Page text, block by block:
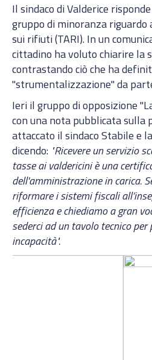
Il sindaco di Valderice
gruppo di minoranza riguardo
sui rifiuti (TARI). In un
cittadino ha voluto chiarire la
contrastando ciò che ha
"strumentalizzazione" da
Ieri il gruppo di opposizione
con una nota pubblicata sulla
attaccato il sindaco Stabile e
dicendo: "Ricevere un servizio
tasse ai valdericini è una
dell'amministrazione in carica.
riformare i sistemi fiscali
efficienza e chiediamo a gran
sederci ad un tavolo tecnico
incapacità".